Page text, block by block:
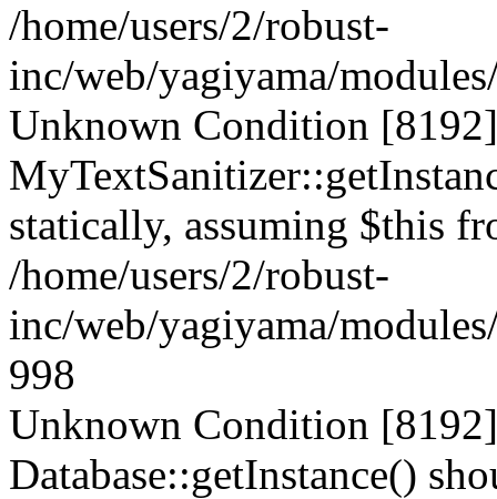
/home/users/2/robust-
inc/web/yagiyama/
Unknown Condition
statically, assuming $this
/home/users/2/robust-
inc/web/yagiyama/
998
Unknown Condition
Database::getInstance()